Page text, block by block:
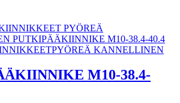
PYÖREÄ KANNELLINEN
M10-38.4-